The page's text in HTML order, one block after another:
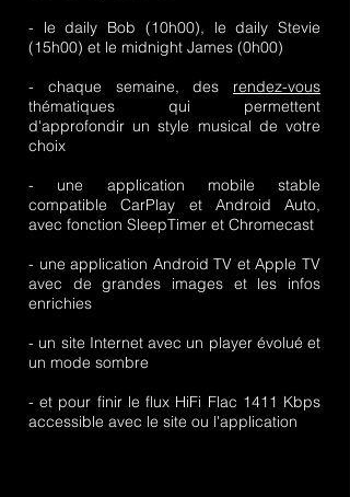
- le daily Bob (10h00), le daily Stevie
(15h00) et le midnight James (0h00)
- chaque semaine, des rendez-vous
thématiques qui permettent
d'approfondir un style musical de votre
choix​
- une application mobile stable
compatible CarPlay et Android Auto,
avec fonction SleepTimer et Chromecast
- une application Android TV et Apple TV
avec de grandes images et les infos
enrichies
- un site Internet avec un player évolué et
un mode sombre
- et pour finir le flux HiFi Flac 1411 Kbps
accessible avec le site ou l'application